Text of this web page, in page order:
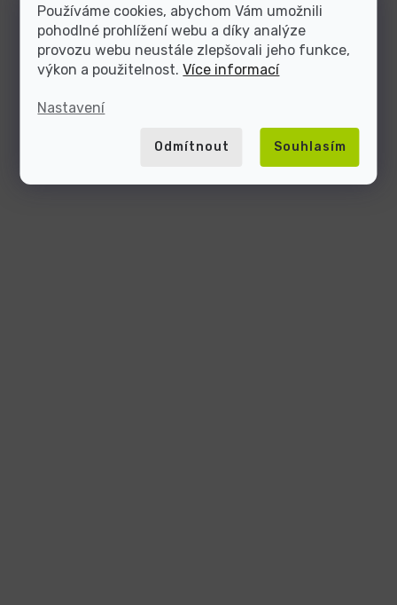
Používáme cookies, abychom Vám umožnili
pohodlné prohlížení webu a díky analýze
provozu webu neustále zlepšovali jeho funkce,
výkon a použitelnost.Více informací
Nastavení
Odmítnout Souhlasím